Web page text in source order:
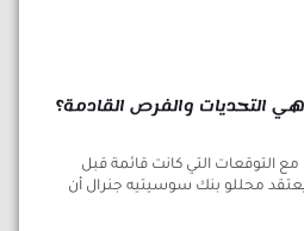
التحديات والفرص القادمة؟
التوقعات التي كانت قائمة قبل
يعتقد محللو بنك سوسيتيه جنرال أن